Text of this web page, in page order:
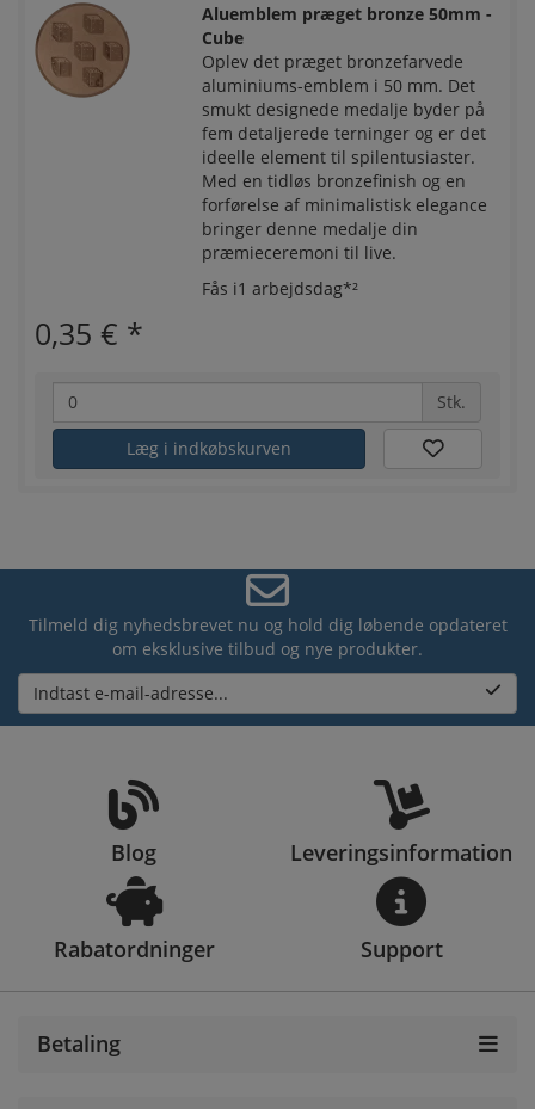
Aluemblem præget bronze 50mm -
Cube
Oplev det præget bronzefarvede
aluminiums-emblem i 50 mm. Det
smukt designede medalje byder på
fem detaljerede terninger og er det
ideelle element til spilentusiaster.
Med en tidløs bronzefinish og en
forførelse af minimalistisk elegance
bringer denne medalje din
præmieceremoni til live.
Fås i1 arbejdsdag*²
0,35 € *
Stk.
Læg i indkøbskurven
Tilmeld dig nyhedsbrevet nu og hold dig løbende opdateret
om eksklusive tilbud og nye produkter.
Indtast e-mail-adresse...
Blog Leveringsinformation
Rabatordninger Support
Betaling